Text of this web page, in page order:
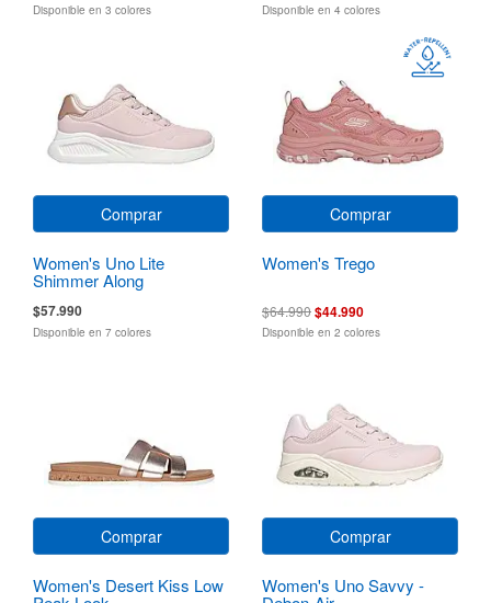
Disponible en 3 colores Disponible en 4 colores
Comprar
Women's Uno Lite
Shimmer Along
$57.990
Disponible en 7 colores
Comprar
Women's Trego
$64.990$44.990
Disponible en 2 colores
Comprar
Women's Desert Kiss Low
Comprar
Women's Uno Savvy -